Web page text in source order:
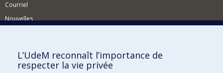
Courriel
Nouvelles
Comment soutenir le Département?
BESOIN D'AIDE?
L’UdeM reconnaît l’importance de
respecter la vie privée